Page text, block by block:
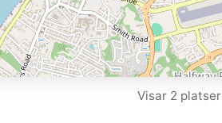
Visar 2 platser